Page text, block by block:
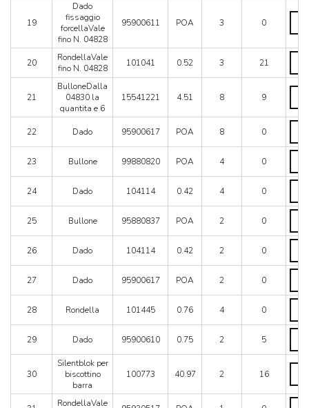
19
Dado
fissaggio
forcellaVale
fino N. 04828
95900611 POA 3 0
Dado
fino
20
RondellaVale
fino N. 04828
101041 0.52 3 21
N.
21
BulloneDalla
04830 la
quantita e 6
15541221 4.51 8 9
la
6
22 Dado 95900617 POA 8 0
Dado
23 Bullone 99880820 POA 4 0
24 Dado 104114 0.42 4 0
Dado
25 Bullone 95880837 POA 2 0
26 Dado 104114 0.42 2 0
Dado
27 Dado 95900617 POA 2 0
Dado
28 Rondella 101445 0.76 4 0
29 Dado 95900610 0.75 2 5
Dado
30
Silentblok per
biscottino
barra
100773 40.97 2 16
barra
RondellaVale